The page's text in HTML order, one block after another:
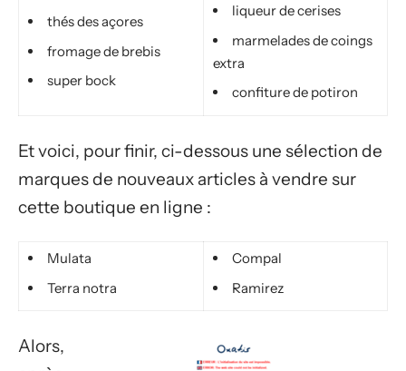
thés des açores
fromage de brebis
super bock
liqueur de cerises
marmelades de coings
extra
confiture de potiron
Et voici, pour finir, ci-dessous une sélection de
marques de nouveaux articles à vendre sur
cette boutique en ligne :
Mulata
Terra notra
Compal
Ramirez
Alors,